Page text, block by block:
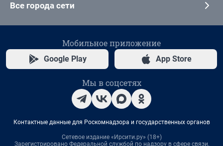
Все города сети
Мобильное приложение
Google Play App Store
Мы в соцсетях
Контактные данные для Роскомнадзора и государственных органов
Сетевое издание «Ирсити.ру» (18+)
Зарегистрировано Федеральной службой по надзору в сфере связи,